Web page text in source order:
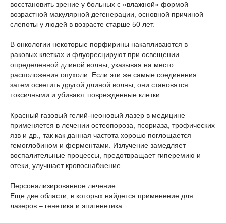
восстановить зрение у больных с «влажной» формой
возрастной макулярной дегенерации, основной причиной
слепоты у людей в возрасте старше 50 лет.
В онкологии некоторые порфирины накапливаются в
раковых клетках и флуоресцируют при освещении
определенной длиной волны, указывая на место
расположения опухоли. Если эти же самые соединения
затем осветить другой длиной волны, они становятся
токсичными и убивают поврежденные клетки.
Красный газовый гелий-неоновый лазер в медицине
применяется в лечении остеопороза, псориаза, трофических
язв и др., так как данная частота хорошо поглощается
гемоглобином и ферментами. Излучение замедляет
воспалительные процессы, предотвращает гиперемию и
отеки, улучшает кровоснабжение.
Персонализированное лечение
Еще две области, в которых найдется применение для
лазеров – генетика и эпигенетика.